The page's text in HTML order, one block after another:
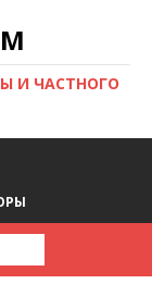
И ЧАСТНОГО